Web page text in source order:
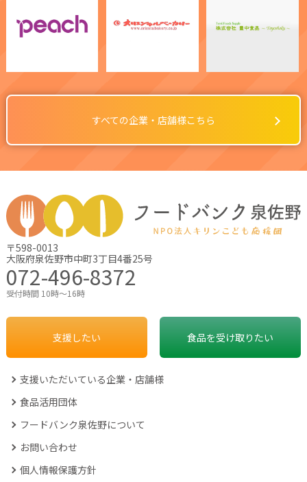
すべての企業・店舗様こちら
〒598-0013
大阪府泉佐野市中町3丁目4番25号
072-496-8372
受付時間 10時～16時
支援したい 食品を受け取りたい
支援いただいている企業・店舗様
食品活用団体
フードバンク泉佐野について
お問い合わせ
個人情報保護方針